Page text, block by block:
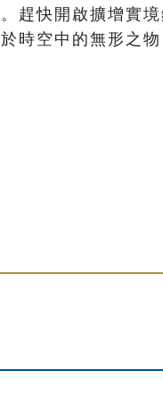
趕快開啟擴增實境
時空中的無形之物